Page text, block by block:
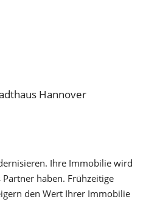
Ihre Immobilie wird
Partner haben. Frühzeitige
den Wert Ihrer Immobilie